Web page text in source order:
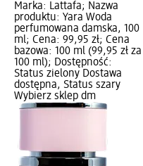
Marka: Lattafa; Nazwa
produktu: Yara Woda
perfumowana damska, 100
ml; Cena: 99,95 zł; Cena
bazowa: 100 ml (99,95 zł za
100 ml); Dostępność:
Status zielony Dostawa
dostępna, Status szary
Wybierz sklep dm